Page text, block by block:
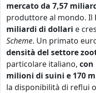
mercato da 7,57
produttore al mondo. Il
miliardi di dollari e
Scheme. Un primato
densità del settore
particolare italiano, con
milioni di suini e 170
la disponibilità di reflui